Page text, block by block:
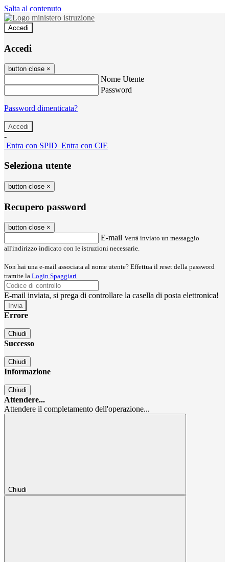
Salta al contenuto
Accedi
Accedi
button close ×
Nome Utente
Password
Password dimenticata?
-
Entra con SPID Entra con CIE
Seleziona utente
button close ×
Recupero password
button close ×
E-mail Verrà inviato un messaggio
all'indirizzo indicato con le istruzioni necessarie.
Non hai una e-mail associata al nome utente? Effettua il reset della password
tramite la Login Spaggiari
E-mail inviata, si prega di controllare la casella di posta elettronica!
Errore
Chiudi
Successo
Chiudi
Informazione
Chiudi
Attendere...
Attendere il completamento dell'operazione...
Chiudi